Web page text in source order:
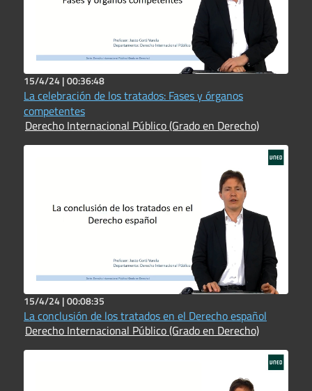
15/4/24 |00:36:48
La celebración de los tratados: Fases y órganos
competentes
Derecho Internacional Público (Grado en Derecho)
15/4/24 |00:08:35
La conclusión de los tratados en el Derecho español
Derecho Internacional Público (Grado en Derecho)